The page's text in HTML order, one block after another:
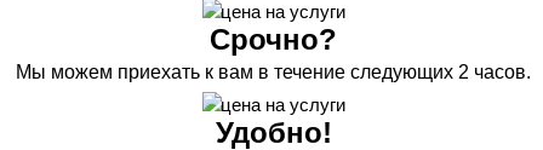
Срочно?
Мы можем приехать к вам в течение следующих 2 часов.
Удобно!